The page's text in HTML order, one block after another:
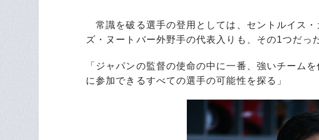
常識を破る選手の登用としては、セントルイス
ズ・ヌートバー外野手の代表入りも、その1つだっ
「ジャパンの監督の使命の中に一番、強いチーム
に参加できるすべての選手の可能性を探る」